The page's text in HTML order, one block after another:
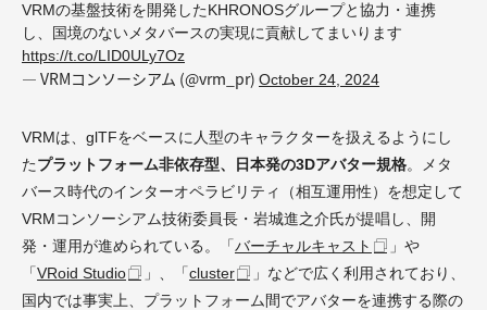
VRMの基盤技術を開発したKHRONOSグループと協力・連携
し、国境のないメタバースの実現に貢献してまいります
https://t.co/LID0ULy7Oz
— VRMコンソーシアム (@vrm_pr) October 24, 2024
VRMは、glTFをベースに人型のキャラクターを扱えるようにし
たプラットフォーム非依存型、日本発の3Dアバター規格。メタ
バース時代のインターオペラビリティ（相互運用性）を想定して
VRMコンソーシアム技術委員長・岩城進之介氏が提唱し、開
発・運用が進められている。「バーチャルキャスト
」や
「VRoid Studio 」、「cluster
」などで広く利用されており、
国内では事実上、プラットフォーム間でアバターを連携する際の